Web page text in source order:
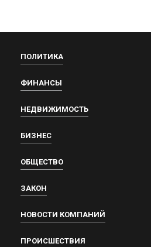
ПОЛИТИКА
ФИНАНСЫ
НЕДВИЖИМОСТЬ
БИЗНЕС
ОБЩЕСТВО
ЗАКОН
НОВОСТИ КОМПАНИЙ
ПРОИСШЕСТВИЯ